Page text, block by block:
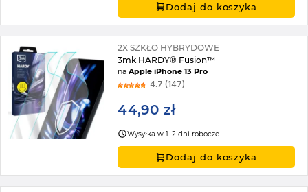
Dodaj do koszyka
2X SZKŁO HYBRYDOWE
3mk HARDY® Fusion™
naApple iPhone 13 Pro
4.7 (147)
44,90 zł
Wysyłka w 1–2 dni robocze
Dodaj do koszyka